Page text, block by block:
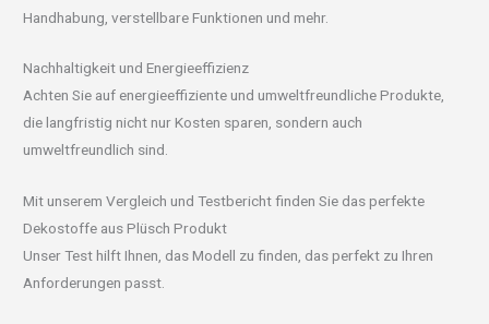
Handhabung, verstellbare Funktionen und mehr.
Nachhaltigkeit und Energieeffizienz
Achten Sie auf energieeffiziente und umweltfreundliche Produkte,
die langfristig nicht nur Kosten sparen, sondern auch
umweltfreundlich sind.
Mit unserem Vergleich und Testbericht finden Sie das perfekte
Dekostoffe aus Plüsch Produkt
Unser Test hilft Ihnen, das Modell zu finden, das perfekt zu Ihren
Anforderungen passt.